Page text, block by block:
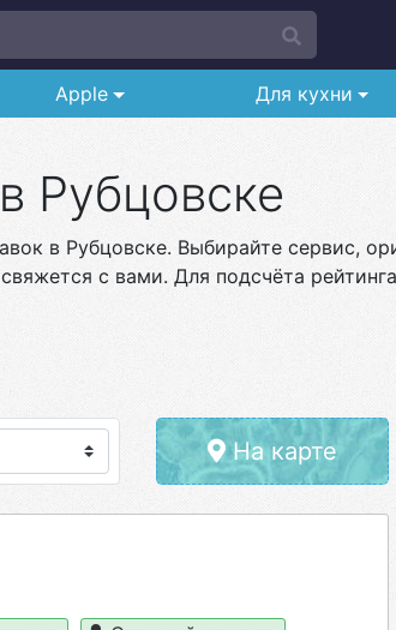
Apple Для кухни
Рубцовске
в Рубцовске. Выбирайте сервис,
с вами. Для подсчёта
На карте